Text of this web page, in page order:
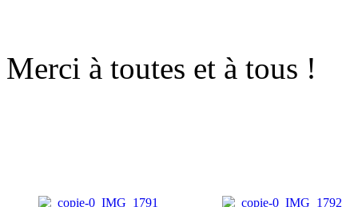
Merci à toutes et à tous !